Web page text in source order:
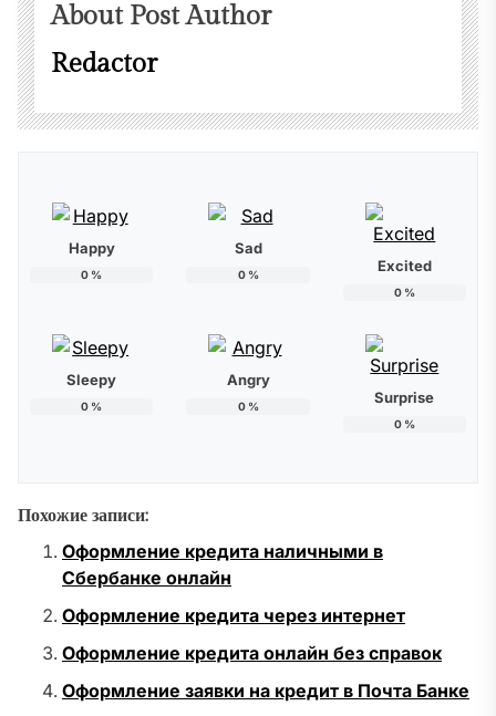
About Post Author
Redactor
Happy
0 %
Sad
0% Excited
0%
Sleepy
0 %
Angry
0% Surprise
0%
Похожие записи:
Оформление кредита наличными в
Сбербанке онлайн
Оформление кредита через интернет
Оформление кредита онлайн без справок
Оформление заявки на кредит в Почта Банке